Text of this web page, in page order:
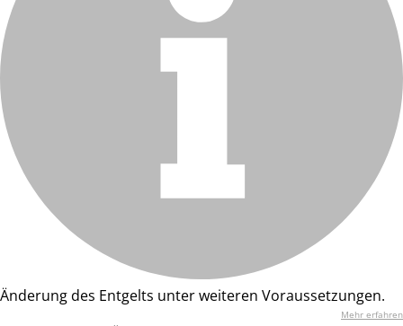
Änderung des Entgelts unter weiteren Voraussetzungen.
Mehr erfahren